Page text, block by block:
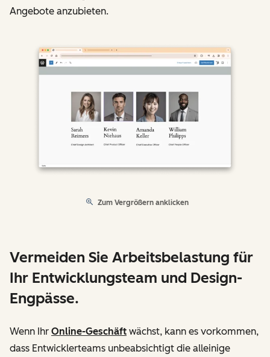
Angebote anzubieten.
Zum Vergrößern anklicken
Vermeiden Sie Arbeitsbelastung für
Ihr Entwicklungsteam und Design-
Engpässe.
Wenn Ihr Online-Geschäft wächst, kann es vorkommen,
dass Entwicklerteams unbeabsichtigt die alleinige